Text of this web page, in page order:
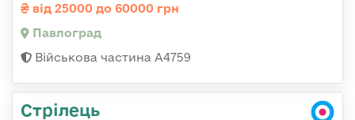
від 25000 до 60000 грн
Павлоград
Військова частина А4759
Стрілець